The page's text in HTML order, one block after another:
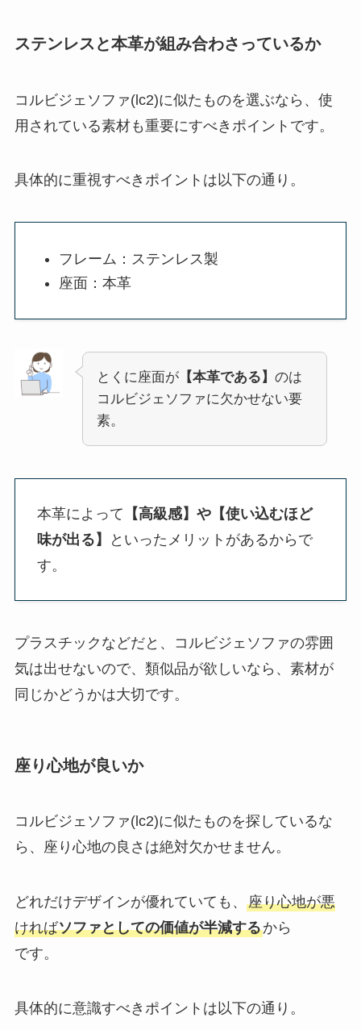
ステンレスと本革が組み合わさっているか
コルビジェソファ(lc2)に似たものを選ぶなら、使
用されている素材も重要にすべきポイントです。
具体的に重視すべきポイントは以下の通り。
フレーム：ステンレス製
座面：本革
とくに座面が【本革である】 のは
コルビジェソファに欠かせない要
素。
本革によって 【高級感】や【使い込むほど
味が出る】
といったメリットがあるからで
す。
プラスチックなどだと、コルビジェソファの雰囲
気は出せないので、類似品が欲しいなら、素材が
同じかどうかは大切です。
座り心地が良いか
コルビジェソファ(lc2)に似たものを探しているな
ら、座り心地の良さは絶対欠かせません。
どれだけデザインが優れていても、 座り心地が悪
ければソファとしての価値が半減するから
です。
具体的に意識すべきポイントは以下の通り。